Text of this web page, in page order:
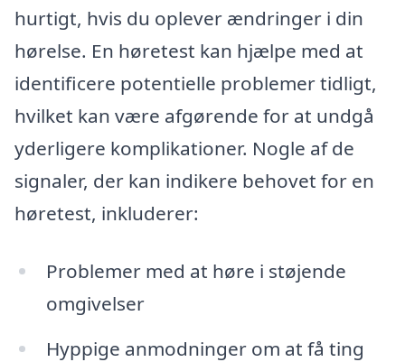
hurtigt, hvis du oplever ændringer i din
hørelse. En høretest kan hjælpe med at
identificere potentielle problemer tidligt,
hvilket kan være afgørende for at undgå
yderligere komplikationer. Nogle af de
signaler, der kan indikere behovet for en
høretest, inkluderer:
Problemer med at høre i støjende
omgivelser
Hyppige anmodninger om at få ting